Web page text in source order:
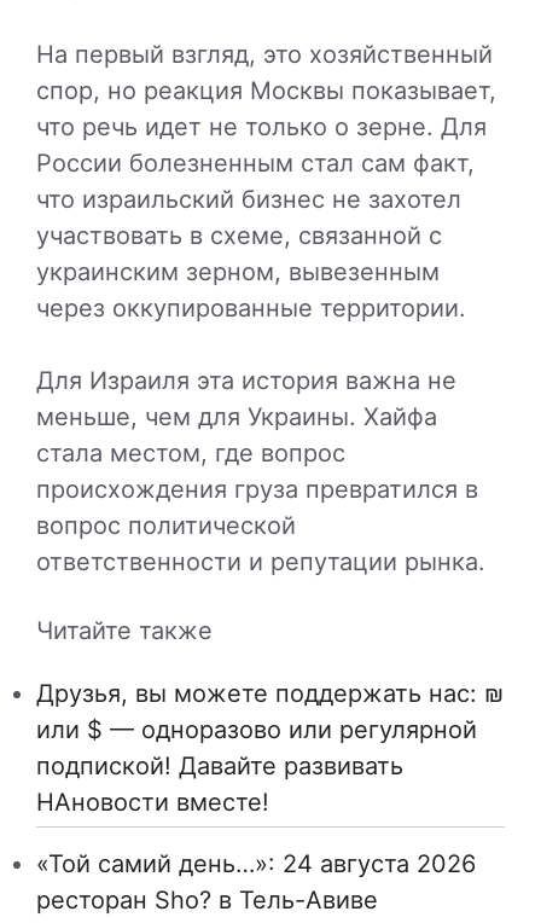
На первый взгляд, это хозяйственный
спор, но реакция Москвы показывает,
что речь идет не только о зерне. Для
России болезненным стал сам факт,
что израильский бизнес не захотел
участвовать в схеме, связанной с
украинским зерном, вывезенным
через оккупированные территории.
Для Израиля эта история важна не
меньше, чем для Украины. Хайфа
стала местом, где вопрос
происхождения груза превратился в
вопрос политической
ответственности и репутации рынка.
Читайте также
Друзья, вы можете поддержать нас: ₪
или $ — одноразово или регулярной
подпиской! Давайте развивать
НАновости вместе!
«Той самий день…»: 24 августа 2026
ресторан Sho? в Тель-Авиве